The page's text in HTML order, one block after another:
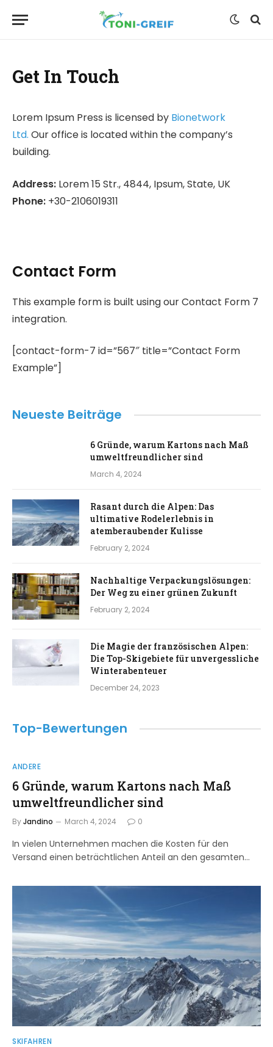
Get In Touch
Lorem Ipsum Press is licensed by Bionetwork
Ltd. Our office is located within the company’s
building.
Address: Lorem 15 Str., 4844, Ipsum, State, UK
Phone: +30-2106019311
Contact Form
This example form is built using our Contact Form 7
integration.
[contact-form-7 id=”567″ title=”Contact Form
Example”]
Neueste Beiträge
6 Gründe, warum Kartons nach Maß
umweltfreundlicher sind
March 4, 2024
Rasant durch die Alpen: Das
ultimative Rodelerlebnis in
atemberaubender Kulisse
February 2, 2024
Nachhaltige Verpackungslösungen:
Der Weg zu einer grünen Zukunft
February 2, 2024
Die Magie der französischen Alpen:
Die Top-Skigebiete für unvergessliche
Winterabenteuer
December 24, 2023
Top-Bewertungen
ANDERE
6 Gründe, warum Kartons nach Maß
umweltfreundlicher sind
ByJandino March 4, 2024 0
In vielen Unternehmen machen die Kosten für den
Versand einen beträchtlichen Anteil an den gesamten…
SKIFAHREN